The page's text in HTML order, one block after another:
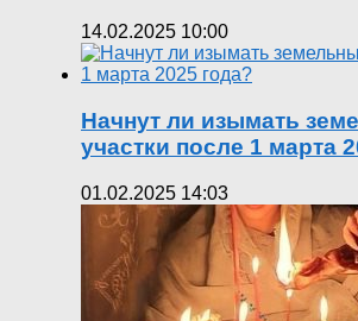
14.02.2025 10:00
Начнут ли изымать
участки после 1 марта
01.02.2025 14:03